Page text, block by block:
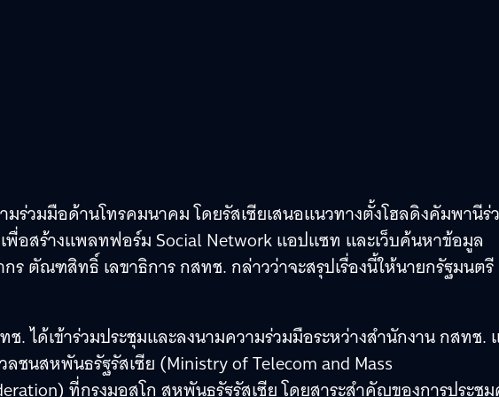
ร่วมมือด้านโทรคมนาคม โดยรัสเซียเสนอแนวทางตั้งโฮลดิงคัมพานีร่
พื่อสร้างแพลทฟอร์ม Social Network แอปแซท และเว็บค้นหาข้อมูล
ร ตัณฑสิทธิ์ เลขาธิการ กสทช. กล่าวว่าจะสรุปเรื่องนี้ให้นายกรัฐมนตรี
ได้เข้าร่วมประชุมและลงนามความร่วมมือระหว่างสำนักงาน กสทช.
ชนสหพันธรัฐรัสเซีย (Ministry of Telecom and Mass
ที่กรุงมอสโก สหพันธรัฐรัสเซีย โดยสาระสำคัญของการประชุม